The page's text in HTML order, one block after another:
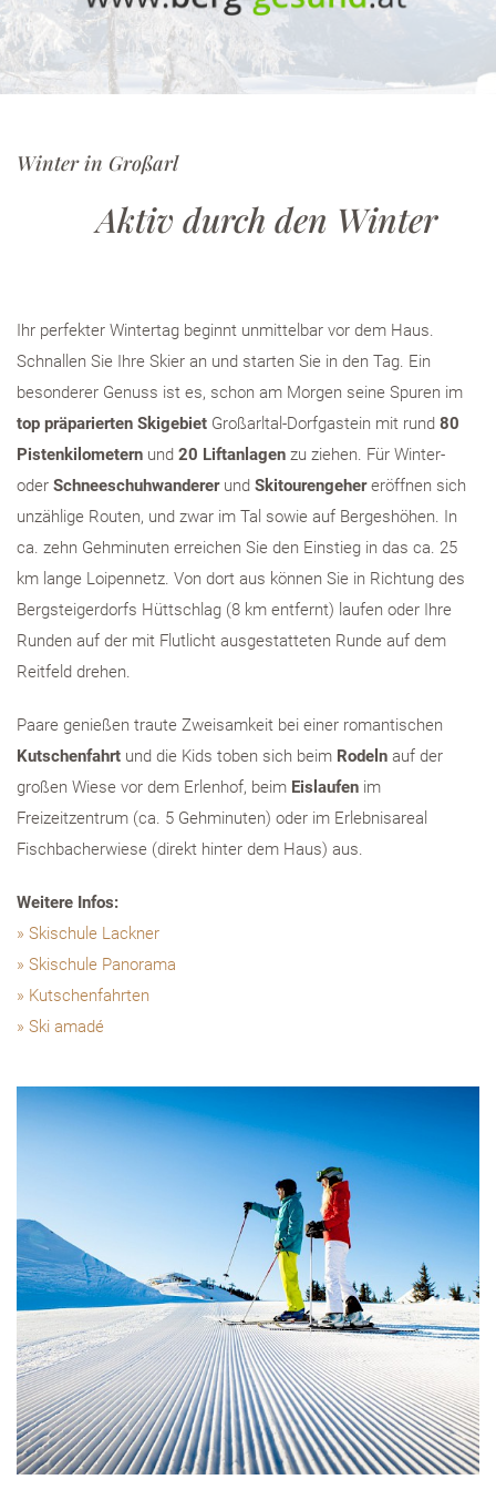
Winter in Großarl
Aktiv durch den Winter
Ihr perfekter Wintertag beginnt unmittelbar vor dem Haus.
Schnallen Sie Ihre Skier an und starten Sie in den Tag. Ein
besonderer Genuss ist es, schon am Morgen seine Spuren im
top präparierten Skigebiet Großarltal-Dorfgastein mit rund 80
Pistenkilometern und 20 Liftanlagen zu ziehen. Für Winter-
oder Schneeschuhwandererund Skitourengehereröffnen sich
unzählige Routen, und zwar im Tal sowie auf Bergeshöhen. In
ca. zehn Gehminuten erreichen Sie den Einstieg in das ca. 25
km lange Loipennetz. Von dort aus können Sie in Richtung des
Bergsteigerdorfs Hüttschlag (8 km entfernt) laufen oder Ihre
Runden auf der mit Flutlicht ausgestatteten Runde auf dem
Reitfeld drehen.
Paare genießen traute Zweisamkeit bei einer romantischen
Kutschenfahrt und die Kids toben sich beim Rodeln auf der
großen Wiese vor dem Erlenhof, beim Eislaufen im
Freizeitzentrum (ca. 5 Gehminuten) oder im Erlebnisareal
Fischbacherwiese (direkt hinter dem Haus) aus.
Weitere Infos:
Skischule Lackner
Skischule Panorama
Kutschenfahrten
Ski amadé